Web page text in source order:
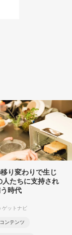
り変わりで生じ
人たちに支持され
時代
ゲットナビ
コンテンツ